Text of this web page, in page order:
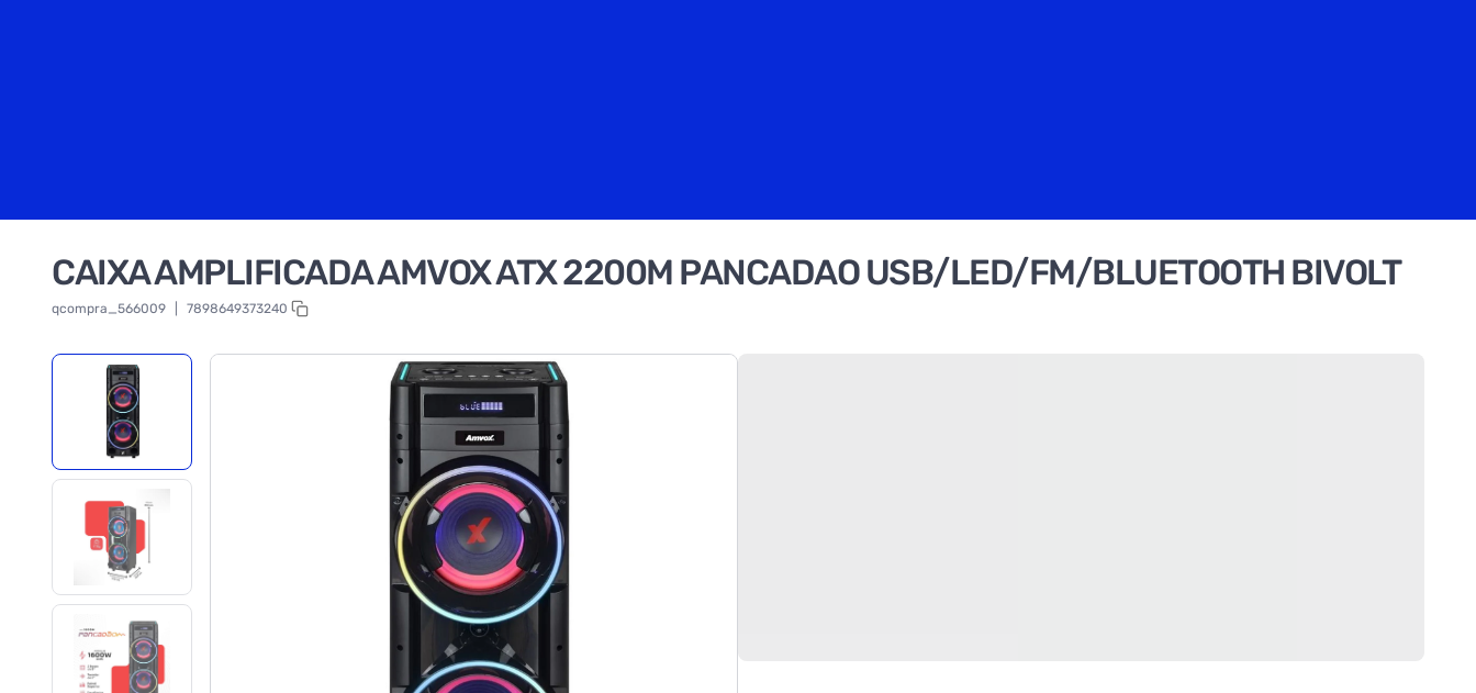
CAIXA AMPLIFICADA AMVOX ATX 2200M PANCADAO USB/LED/FM/BLUETOOTH BIVOLT
qcompra_566009 7898649373240